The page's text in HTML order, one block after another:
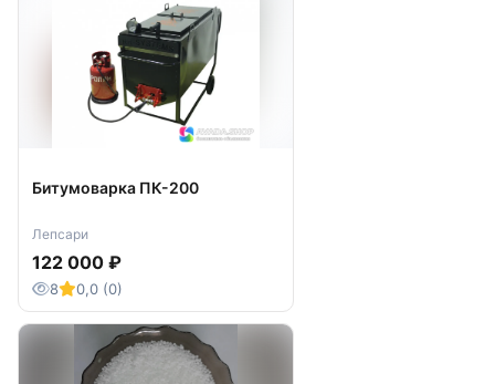
Битумоварка ПК-200
Лепсари
122 000 ₽
8 0,0 (0)